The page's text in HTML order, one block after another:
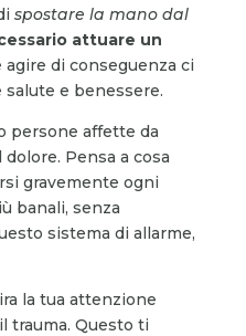
spostare la mano dal
attuare un
agire di conseguenza ci
e benessere.
persone affette da
Pensa a cosa
gravemente ogni
banali, senza
sistema di allarme,
la tua attenzione
trauma. Questo ti